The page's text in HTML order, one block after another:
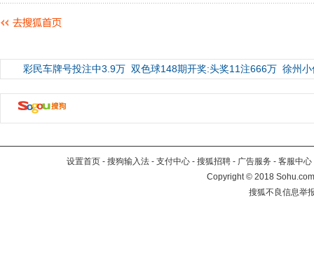
彩民车牌号投注中3.9万 双色球148期开奖:头奖11注666万 徐州
设置首页 - 搜狗输入法 - 支付中心 - 搜狐招聘 - 广告服务 - 客服中心
Copyright©2018
搜狐不良信息举